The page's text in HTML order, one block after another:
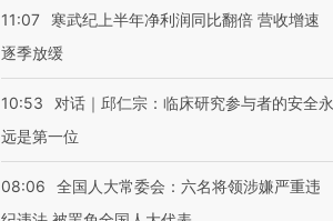
11:07
寒武纪上半年净利润同比翻倍 营收增速
逐季放缓
10:53
对话｜邱仁宗：临床研究参与者的安全永
远是第一位
08:06
全国人大常委会：六名将领涉嫌严重违